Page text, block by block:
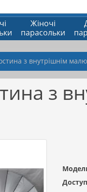
Жіночі
парасольки
з внутрішнім
з